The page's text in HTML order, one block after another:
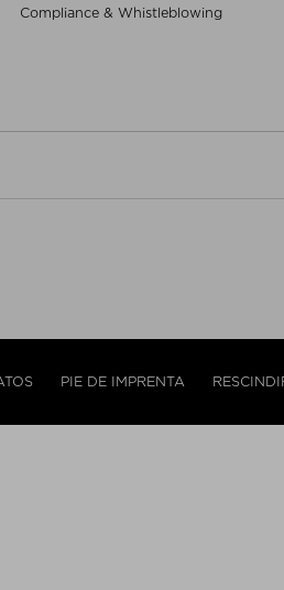
Compliance & Whistleblowing
PIE DE IMPRENTA